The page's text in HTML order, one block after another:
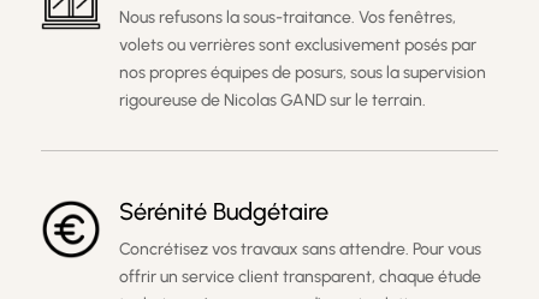
Nous refusons la sous-traitance. Vos fenêtres,
volets ou verrières sont exclusivement posés par
nos propres équipes de posurs, sous la supervision
rigoureuse de Nicolas GAND sur le terrain.
Sérénité Budgétaire
Concrétisez vos travaux sans attendre. Pour vous
offrir un service client transparent, chaque étude